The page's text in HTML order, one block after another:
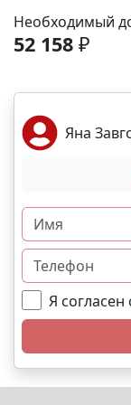
рассрочка от
,базовая,IT-
Дистанционная
вас! N1271
Необходимый
52 158 ₽
Яна
Я согласен